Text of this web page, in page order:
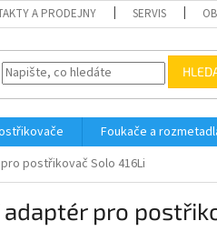
A PRODEJNY SERVIS
Foukače a
postřikovač Solo 416Li
adaptér pro